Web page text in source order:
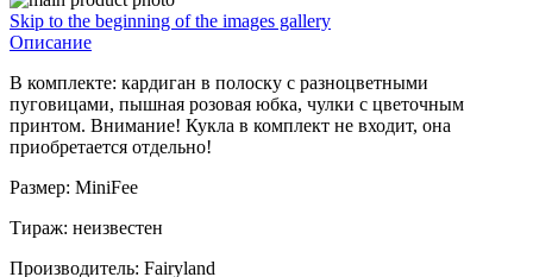
Skip to the beginning of the images gallery
Описание
В комплекте: кардиган в полоску с разноцветными
пуговицами, пышная розовая юбка, чулки с цветочным
принтом. Внимание! Кукла в комплект не входит, она
приобретается отдельно!
Размер: MiniFee
Тираж: неизвестен
Производитель: Fairyland